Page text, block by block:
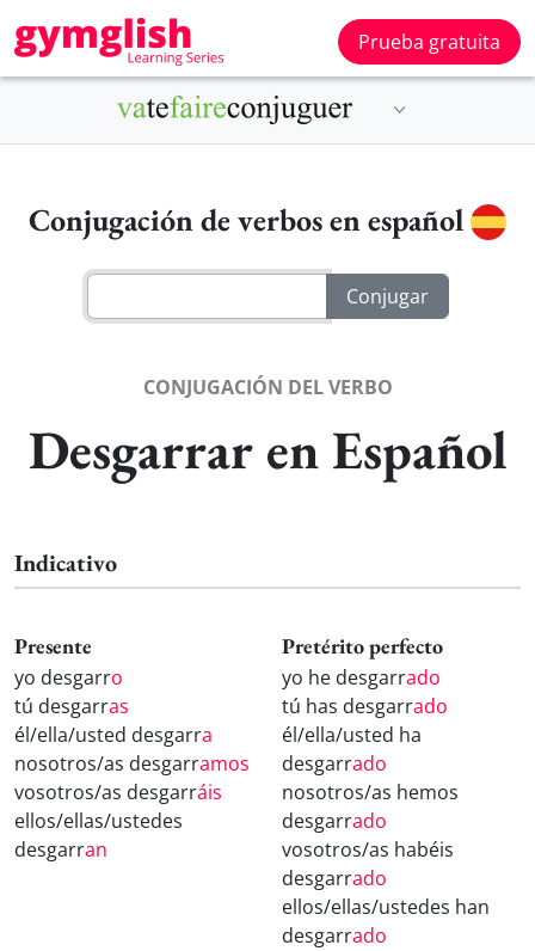
Prueba gratuita
Conjugación de verbos en español
CONJUGACIÓN DEL VERBO
Desgarrar en Español
Indicativo
Presente
yo desgarro
tú desgarras
él/ella/usted desgarra
nosotros/as desgarramos
vosotros/as desgarráis
ellos/ellas/ustedes
desgarran
Pretérito perfecto
yo he desgarrado
tú has desgarrado
él/ella/usted ha
desgarrado
nosotros/as hemos
desgarrado
vosotros/as habéis
desgarrado
ellos/ellas/ustedes han
desgarrado